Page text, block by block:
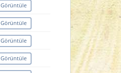
Görüntüle
Görüntüle
Görüntüle
Görüntüle